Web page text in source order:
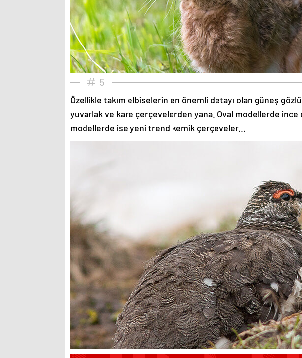
5
Özellikle takım elbiselerin en önemli detayı olan güneş
yuvarlak ve kare çerçevelerden yana. Oval modellerde
modellerde ise yeni trend kemik çerçeveler...